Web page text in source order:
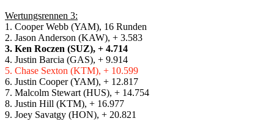
Wertungsrennen 3:
1. Cooper Webb (YAM), 16 Runden
2. Jason Anderson (KAW), + 3.583
3. Ken Roczen (SUZ), + 4.714
4. Justin Barcia (GAS), + 9.914
5. Chase Sexton (KTM), + 10.599
6. Justin Cooper (YAM), + 12.817
7. Malcolm Stewart (HUS), + 14.754
8. Justin Hill (KTM), + 16.977
9. Joey Savatgy (HON), + 20.821